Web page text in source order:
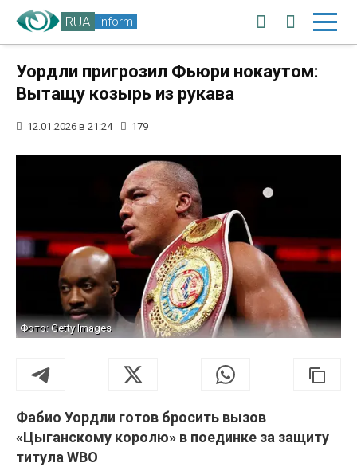
RUA inform
Уордли пригрозил Фьюри нокаутом:
Вытащу козырь из рукава
12.01.2026 в 21:24 179
Фото: Getty Images
Фабио Уордли готов бросить вызов
«Цыганскому королю» в поединке за защиту
титула WBO